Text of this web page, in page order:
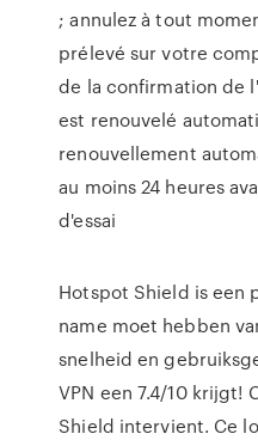
; annulez à tout
prélevé sur votre
de la confirmation de
est renouvelé
renouvellement
au moins 24 heures
d'essai
Hotspot Shield is een
name moet hebben
snelheid en
VPN een 7.4/10 krijgt!
Shield intervient. Ce